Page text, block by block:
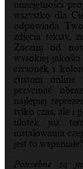
umiejętności
wszystko dla
odpowiada
zdjęcia teksty,
Zacznij od
wysokiej
czcionek i
custom online
przycinać
najlepiej
tylko czas, ale i
ulotek już
instalowania
jest to
Potrzebne są